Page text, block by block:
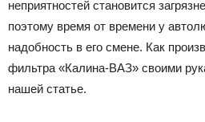
неприятностей становится
поэтому время от времени у
надобность в его смене. Как
фильтра «Калина-ВАЗ» своими
нашей статье.